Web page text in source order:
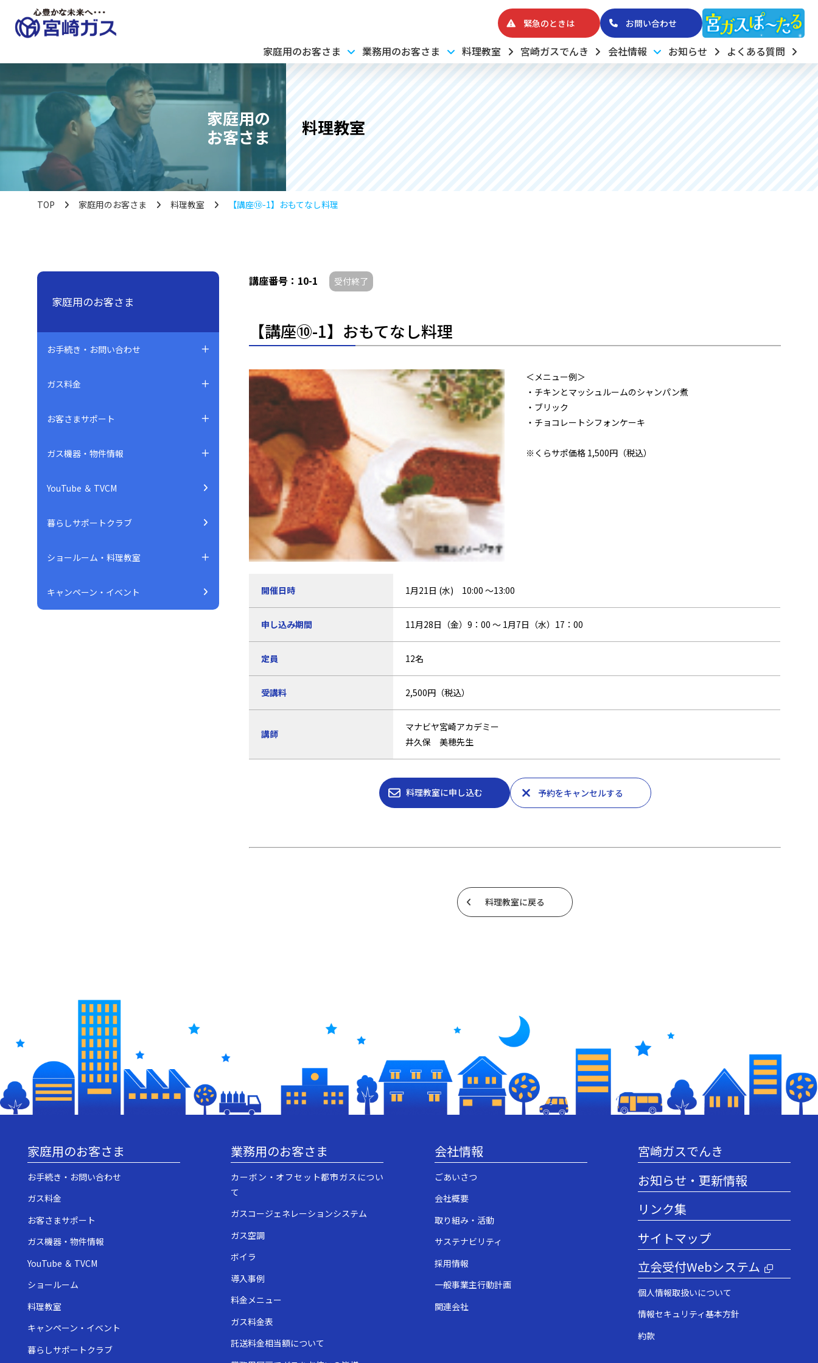
緊急のときは お問い合わせ
家庭用のお客さま 業務用のお客さま 料理教室 宮崎ガスでんき 会社情報 お知らせ よくある質問
家庭用の
お客さま
料理教室
TOP 家庭用のお客さま 料理教室 【講座⑩-1】おもてなし料理
家庭用のお客さま
お手続き・お問い合わせ
ガス料金
お客さまサポート
ガス機器・物件情報
YouTube ＆ TVCM
暮らしサポートクラブ
ショールーム・料理教室
キャンペーン・イベント
講座番号：10-1 受付終了
【講座⑩-1】おもてなし料理
＜メニュー例＞
・チキンとマッシュルームのシャンパン煮
・ブリック
・チョコレートシフォンケーキ
※くらサポ価格 1,500円（税込）
開催日時 1月21日 (水) 10:00 ～13:00
申し込み期間 11月28日（金）9：00 ～ 1月7日（水）17：00
定員 12名
受講料 2,500円（税込）
講師
マナビヤ宮崎アカデミー
井久保 美穂先生
料理教室に申し込む 予約をキャンセルする
料理教室に戻る
家庭用のお客さま
お手続き・お問い合わせ
ガス料金
お客さまサポート
ガス機器・物件情報
YouTube ＆ TVCM
ショールーム
料理教室
キャンペーン・イベント
暮らしサポートクラブ
業務用のお客さま
カーボン・オフセット都市ガスについ
て
ガスコージェネレーションシステム
ガス空調
ボイラ
導入事例
料金メニュー
ガス料金表
託送料金相当額について
会社情報
ごあいさつ
会社概要
取り組み・活動
サステナビリティ
採用情報
一般事業主行動計画
関連会社
宮崎ガスでんき
お知らせ・更新情報
リンク集
サイトマップ
立会受付Webシステム
個人情報取扱いについて
情報セキュリティ基本方針
約款